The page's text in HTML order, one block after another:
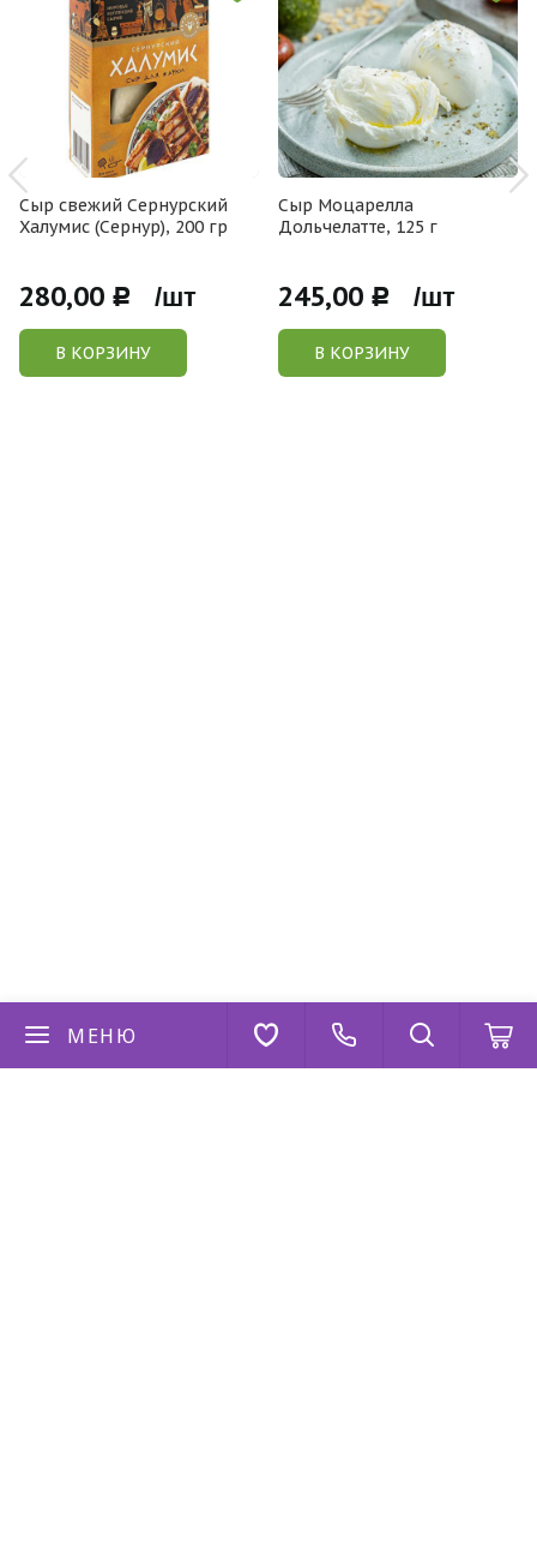
МЕНЮ
Сыр свежий Сернурский
Халумис (Сернур), 200 гр
280,00 Р /шт
В КОРЗИНУ
Сыр Моцарелла
Дольчелатте, 125 г
245,00 Р /шт
В КОРЗИНУ